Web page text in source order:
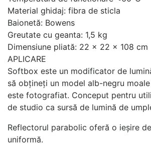
Material ghidaj: fibra de sticla
Baionetă: Bowens
Greutate cu geanta: 1,5 kg
Dimensiune pliată: 22 x 22 x 108 cm
APLICARE
Softbox este un modificator de
să obțineți un model alb-negru
este fotografiat. Conceput pentru
de studio ca sursă de lumină de
Reflectorul parabolic oferă o ieșire
uniformă.